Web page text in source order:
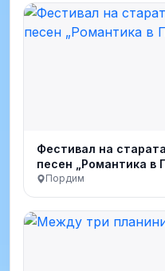
Фестивал на
песен „Романтика в
Пордим